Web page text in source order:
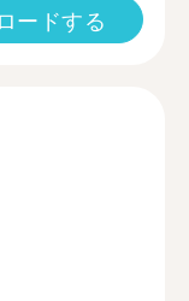
ードする